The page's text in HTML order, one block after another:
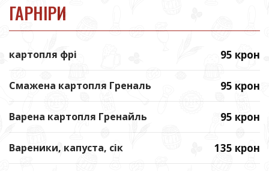
ГАРНІРИ
картопля фрі 95 крон
Смажена картопля Греналь 95 крон
Варена картопля Гренайль 95 крон
Вареники, капуста, сік 135 крон